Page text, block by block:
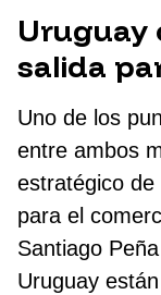
Uruguay
salida
Uno de los
entre ambos
estratégico
para el
Santiago
Uruguay